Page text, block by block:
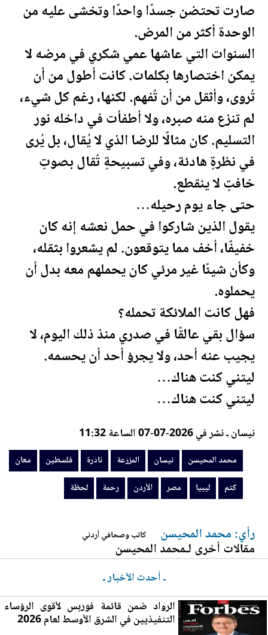
صارت تحتضن جسدًا واحدًا وتخشى عليه من
الوحدة أكثر من المرض.
السنوات التي عاشها عمي شكري في مرضه لا
يمكن اختصارها بكلمات. كانت أطول من أن
تُروى، وأثقل من أن تُفهم. لكنها، رغم كل شيء،
لم تنزع منه صبره، ولا أطفأت في داخله نور
التسليم. كان مثالًا للرضا الذي لا يُقال، بل يُرى
في نظرةٍ هادئة، وفي تسبيحةٍ تُقال بصوتٍ
خافتٍ لا ينقطع.
حتى جاء يوم رحيله…
يقول الذين شاركوا في حمل نعشه إنه كان
خفيفًا، أخف مما يتوقعون. لم يشعروا بثقله،
وكأن شيئًا غير مرئي كان يحملهم معه بدل أن
يحملوه.
فهل كانت الملائكة تحمله؟
سؤال بقي عالقًا في صدري منذ ذلك اليوم، لا
يجيب عنه أحد، ولا يجرؤ أحد أن يحسمه.
ليتني كنت هناك…
ليتني كنت هناك…
نيسان ـ نشر في 2026-07-07 الساعة 11:32
محمد المحيسن نيسان المزرعة نادرة فلسطين
معان
كتم
ليبيا مصر الأردن رحمة لحظة
رأي: محمد المحيسن كاتب وصحافي أردني
مقالات أخرى لـمحمد المحيسن
ـ أحدث الأخبار ـ
الرواد ضمن قائمة فوربس لأقوى الرؤساء
التنفيذيين في الشرق الأوسط لعام 2026